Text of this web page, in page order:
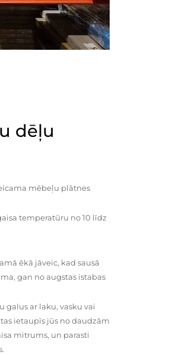
dēļu
mēbeļu plātnes
temperatūru no 10 līdz
ēkā jāveic, kad sausā
gan no augstas istabas
galus ar laku, vasku vai
ietaupīs jūs no daudzām
mitrums, un parasti